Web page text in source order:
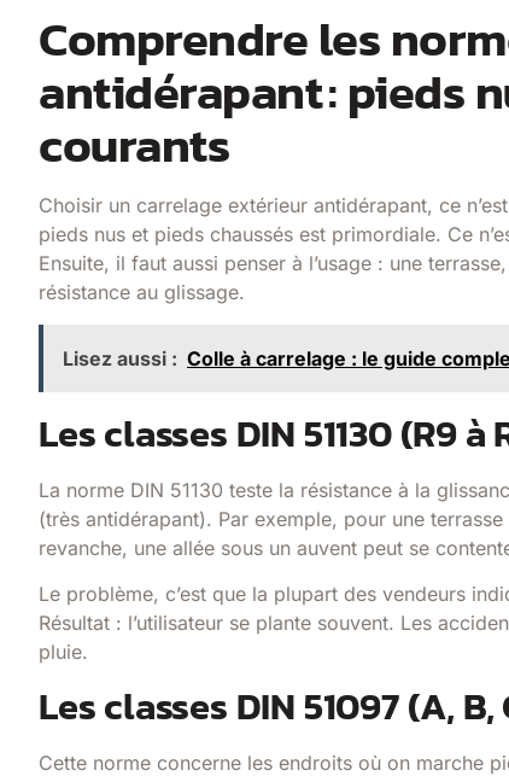
Comprendre les
antidérapant : pieds
courants
Choisir un carrelage extérieur antidérapant, ce
pieds nus et pieds chaussés est primordiale. Ce
Ensuite, il faut aussi penser à l’usage : une
résistance au glissage.
Lisez aussi : Colle à carrelage : le guide
Les classes DIN 51130 (R9
La norme DIN 51130 teste la résistance à la
(très antidérapant). Par exemple, pour une
revanche, une allée sous un auvent peut se
Le problème, c’est que la plupart des vendeurs
Résultat : l’utilisateur se plante souvent. Les
pluie.
Les classes DIN 51097 (A,
Cette norme concerne les endroits où on marche